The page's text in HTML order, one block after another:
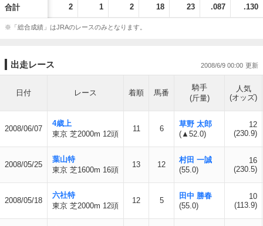
合計 2 1 2 18 23 .087 .130
※「総合成績」はJRAのレースのみとなります。
出走レース 2008/6/9 00:00
日付 レース 着順 馬番
騎手
(斤量)
人気
(オッズ)
2008/06/07
4歳上
東京 芝2000m 12頭
11 6
草野 太郎
(▲52.0)
12
(230.9)
2008/05/25
葉山特
東京 芝1600m 16頭
13 12
村田 一誠
(55.0)
16
(230.5)
2008/05/18
六社特
東京 芝2000m 12頭
12 5
田中 勝春
(55.0)
10
(113.9)